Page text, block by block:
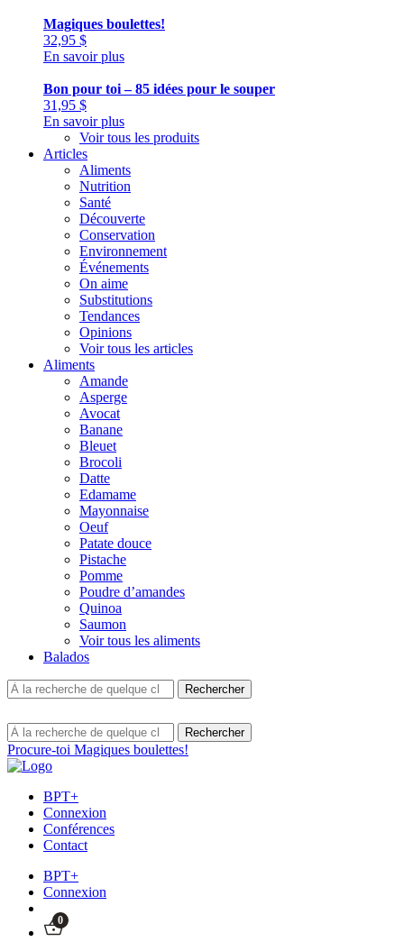
Magiques boulettes!
32,95 $
En savoir plus
Bon pour toi – 85 idées pour le souper
31,95 $
En savoir plus
Voir tous les produits
Articles
Aliments
Nutrition
Santé
Découverte
Conservation
Environnement
Événements
On aime
Substitutions
Tendances
Opinions
Voir tous les articles
Aliments
Amande
Asperge
Avocat
Banane
Bleuet
Brocoli
Datte
Edamame
Mayonnaise
Oeuf
Patate douce
Pistache
Pomme
Poudre d’amandes
Quinoa
Saumon
Voir tous les aliments
Balados
Procure-toi Magiques boulettes!
BPT+
Connexion
Conférences
Contact
BPT+
Connexion
0